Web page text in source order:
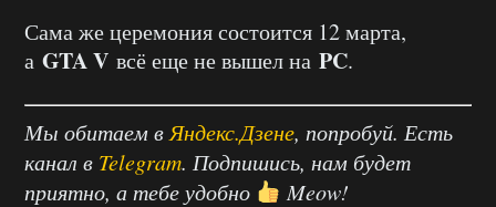
Сама же церемония состоится 12 марта,
а GTA V всё еще не вышел на PC.
Мы обитаем в Яндекс.Дзене, попробуй. Есть
канал в Telegram. Подпишись, нам будет
приятно, а тебе удобно
Meow!